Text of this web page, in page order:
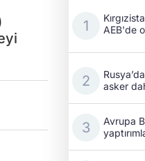
AEB'de
asker
Avrupa